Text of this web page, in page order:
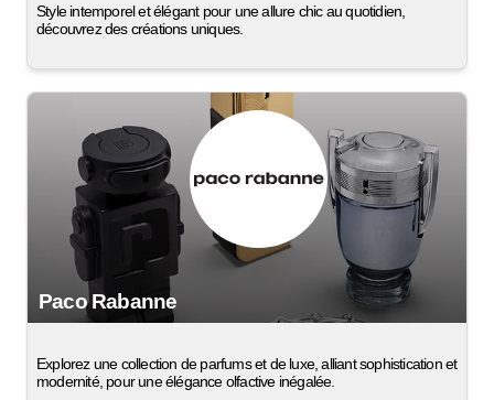
Style intemporel et élégant pour une allure chic au quotidien,
découvrez des créations uniques.
Paco Rabanne
Explorez une collection de parfums et de luxe, alliant sophistication et
modernité, pour une élégance olfactive inégalée.